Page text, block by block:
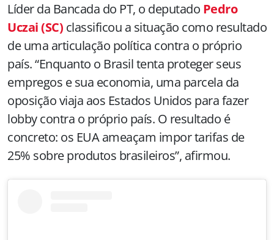
Líder da Bancada do PT, o deputado Pedro
Uczai (SC) classificou a situação como resultado
de uma articulação política contra o próprio
país. “Enquanto o Brasil tenta proteger seus
empregos e sua economia, uma parcela da
oposição viaja aos Estados Unidos para fazer
lobby contra o próprio país. O resultado é
concreto: os EUA ameaçam impor tarifas de
25% sobre produtos brasileiros”, afirmou.